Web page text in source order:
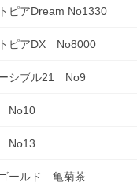
ピアDream No1330
ピアDX No8000
シブル21 No9
No10
No13
ールド 亀菊茶